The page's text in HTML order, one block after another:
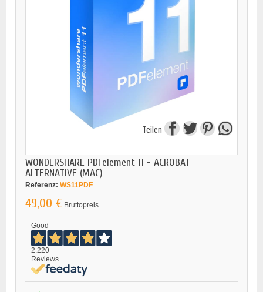
Teilen
WONDERSHARE PDFelement 11 - ACROBAT
ALTERNATIVE (MAC)
Referenz: WS11PDF
49,00 € Bruttopreis
Good
2.220
Reviews